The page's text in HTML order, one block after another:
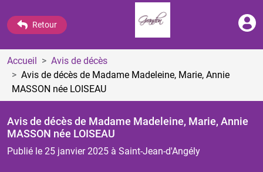
Retour
Accueil
Avis de décès
Avis de décès de Madame Madeleine, Marie, Annie
MASSON née LOISEAU
Avis de décès de Madame Madeleine, Marie, Annie
MASSON née LOISEAU
Publié le 25 janvier 2025 à Saint-Jean-d'Angély